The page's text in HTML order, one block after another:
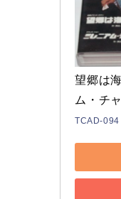
望郷は
ム・チ
TCAD-094